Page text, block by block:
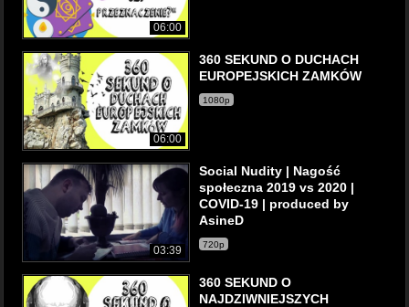
06:00
06:00
360 SEKUND O DUCHACH
EUROPEJSKICH ZAMKÓW
1080p
03:39
Social Nudity | Nagość
społeczna 2019 vs 2020 |
COVID-19 | produced by
AsineD
720p
360 SEKUND O
NAJDZIWNIEJSZYCH